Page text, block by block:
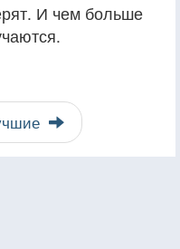
И чем больше